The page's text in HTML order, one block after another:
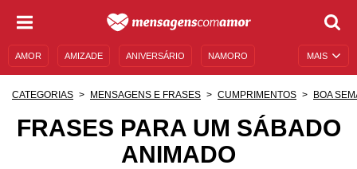
MAIS
AMOR AMIZADE ANIVERSÁRIO NAMORO
MENSAGENS DE ANIVERSÁRIO
CATEGORIAS MENSAGENS E FRASES CUMPRIMENTOS BOA
FRASES PARA UM SÁBADO
ANIMADO